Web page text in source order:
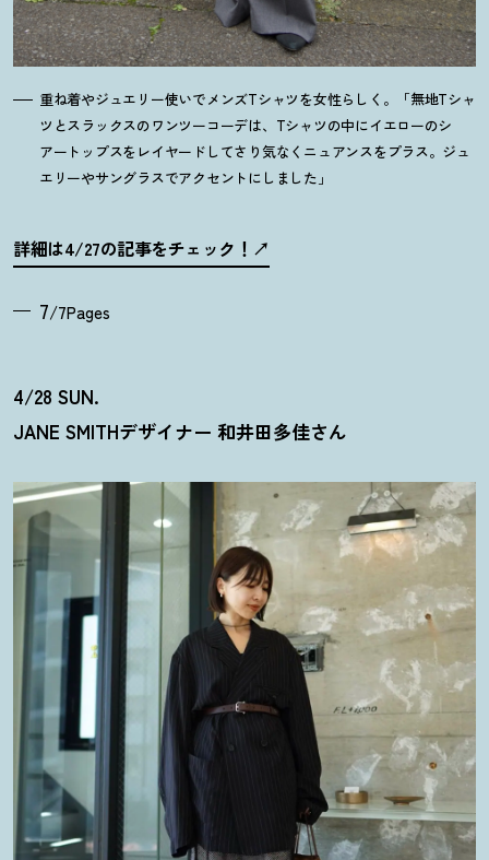
重ね着やジュエリー使いでメンズTシャツを女性らしく。「無地Tシャ
ツとスラックスのワンツーコーデは、Tシャツの中にイエローのシ
アートップスをレイヤードしてさり気なくニュアンスをプラス。ジュ
エリーやサングラスでアクセントにしました」
詳細は4/27の記事をチェック ！
7/7Pages
4/28 SUN.
JANE SMITHデザイナー 和井田多佳さん